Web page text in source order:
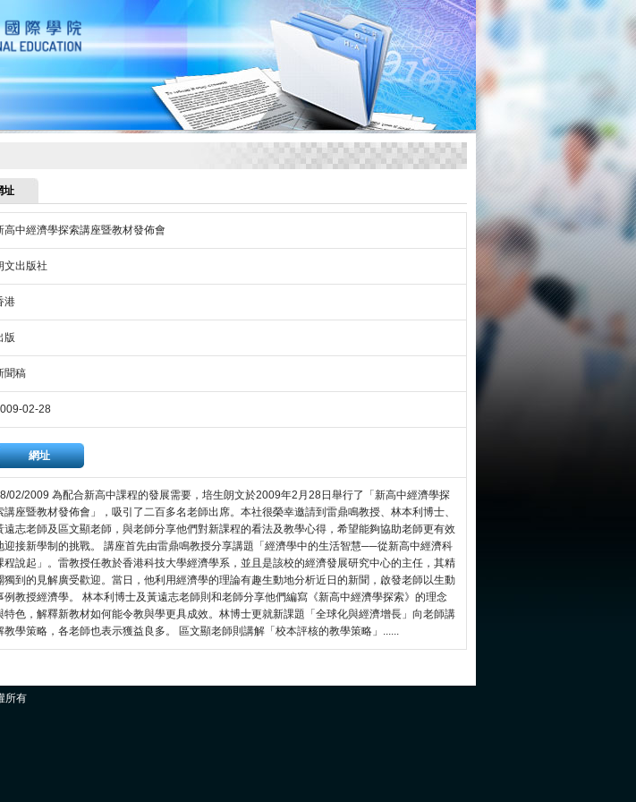
址
高中經濟學探索講座暨教材發佈會
文出版社
港
版
聞稿
02-28
網址
02/2009 為配合新高中課程的發展需要，培生朗文於2009年2月28日舉行了「新高中經濟學探
講座暨教材發佈會」，吸引了二百多名老師出席。本社很榮幸邀請到雷鼎鳴教授、林本利博士、
遠志老師及區文顯老師，與老師分享他們對新課程的看法及教學心得，希望能夠協助老師更有效
迎接新學制的挑戰。 講座首先由雷鼎鳴教授分享講題「經濟學中的生活智慧──從新高中經濟科
程說起」。雷教授任教於香港科技大學經濟學系，並且是該校的經濟發展研究中心的主任，其精
獨到的見解廣受歡迎。當日，他利用經濟學的理論有趣生動地分析近日的新聞，啟發老師以生動
例教授經濟學。 林本利博士及黃遠志老師則和老師分享他們編寫《新高中經濟學探索》的理念
特色，解釋新教材如何能令教與學更具成效。林博士更就新課題「全球化與經濟增長」向老師講
教學策略，各老師也表示獲益良多。 區文顯老師則講解「校本評核的教學策略」......
所有